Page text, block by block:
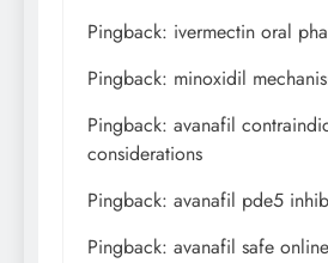
Pingback: ivermectin oral
Pingback: minoxidil
Pingback: avanafil
considerations
Pingback: avanafil pde5
Pingback: avanafil safe